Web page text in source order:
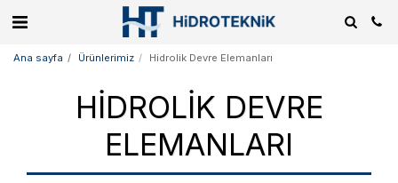
Ana sayfa Ürünlerimiz Hidrolik Devre Elemanları
HIDROLIK DEVRE
ELEMANLARI